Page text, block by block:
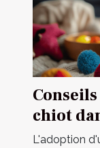
chiot
L'adoption